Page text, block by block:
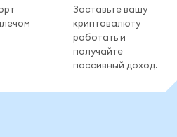
Заставьте вашу
криптовалюту
работать и
получайте
пассивный доход.